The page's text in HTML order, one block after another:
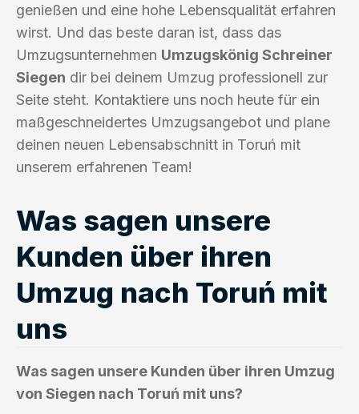
genießen und eine hohe Lebensqualität erfahren
wirst. Und das beste daran ist, dass das
Umzugsunternehmen Umzugskönig Schreiner
Siegen dir bei deinem Umzug professionell zur
Seite steht. Kontaktiere uns noch heute für ein
maßgeschneidertes Umzugsangebot und plane
deinen neuen Lebensabschnitt in Toruń mit
unserem erfahrenen Team!
Was sagen unsere
Kunden über ihren
Umzug nach Toruń mit
uns
Was sagen unsere Kunden über ihren Umzug
von Siegen nach Toruń mit uns?